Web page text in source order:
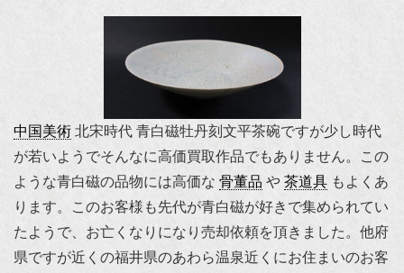
中国美術 北宋時代 青白磁牡丹刻文平茶碗ですが少し時代
が若いようでそんなに高価買取作品でもありません。この
ような青白磁の品物には高価な 骨董品 や 茶道具 もよくあ
ります。このお客様も先代が青白磁が好きで集められてい
たようで、お亡くなりになり売却依頼を頂きました。他府
県ですが近くの福井県のあわら温泉近くにお住まいのお客